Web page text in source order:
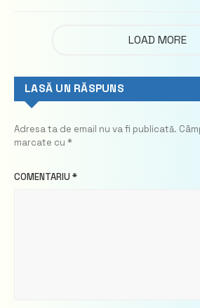
LOAD MORE
LASĂ UN RĂSPUNS
Adresa ta de email nu va fi publicată.
marcate cu *
COMENTARIU *